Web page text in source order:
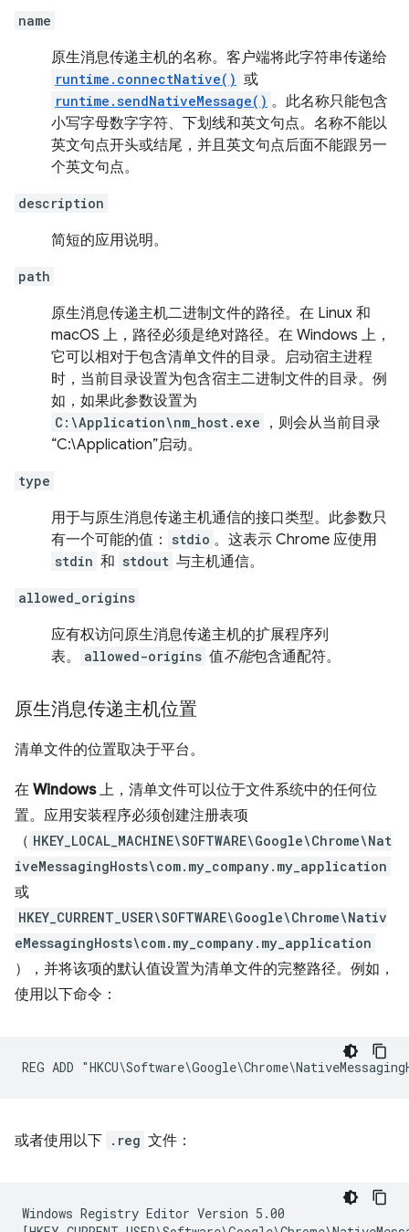
name
原生消息传递主机的名称。客户端将此字符串传递给
runtime.connectNative() 或
runtime.sendNativeMessage() 。此名称只能包含
小写字母数字字符、下划线和英文句点。名称不能以
英文句点开头或结尾，并且英文句点后面不能跟另一
个英文句点。
description
简短的应用说明。
path
原生消息传递主机二进制文件的路径。在 Linux 和
macOS 上，路径必须是绝对路径。在 Windows 上，
它可以相对于包含清单文件的目录。启动宿主进程
时，当前目录设置为包含宿主二进制文件的目录。例
如，如果此参数设置为
C:\Application\nm_host.exe
，则会从当前目录
“C:\Application”启动。
type
用于与原生消息传递主机通信的接口类型。此参数只
有一个可能的值：
stdio 。这表示 Chrome 应使用
stdin 和 stdout 与主机通信。
allowed_origins
应有权访问原生消息传递主机的扩展程序列
表。
allowed-origins 值不能包含通配符。
原生消息传递主机位置
清单文件的位置取决于平台。
在 Windows上，清单文件可以位于文件系统中的任何位
置。应用安装程序必须创建注册表项
（ HKEY_LOCAL_MACHINE\SOFTWARE\Google\Chrome\Nat
iveMessagingHosts\com.my_company.my_application
或
HKEY_CURRENT_USER\SOFTWARE\Google\Chrome\Nativ
eMessagingHosts\com.my_company.my_application
），并将该项的默认值设置为清单文件的完整路径。例如，
使用以下命令：
或者使用以下 .reg 文件：
Windows Registry Editor Version 5.00